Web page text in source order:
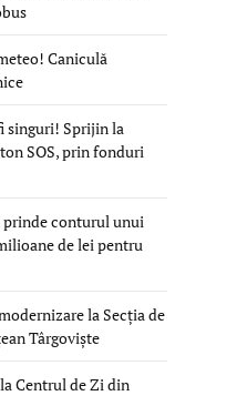
Caniculă
singuri! Sprijin la
SOS, prin fonduri
prinde conturul unui
de lei pentru
la Secția de
Târgoviște
Centrul de Zi din